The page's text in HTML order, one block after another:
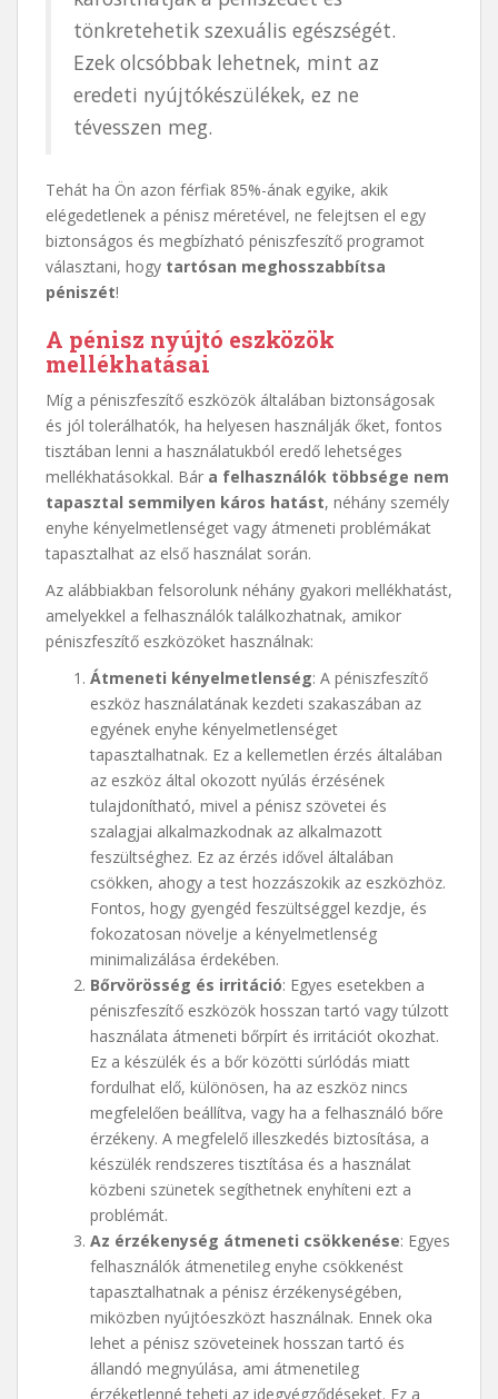
tönkretehetik szexuális egészségét.
Ezek olcsóbbak lehetnek, mint az
eredeti nyújtókészülékek, ez ne
tévesszen meg.
Tehát ha Ön azon férfiak 85%-ának egyike, akik
elégedetlenek a pénisz méretével, ne felejtsen el egy
biztonságos és megbízható péniszfeszítő programot
választani, hogy tartósan meghosszabbítsa
péniszét!
A pénisz nyújtó eszközök
mellékhatásai
Míg a péniszfeszítő eszközök általában biztonságosak
és jól tolerálhatók, ha helyesen használják őket, fontos
tisztában lenni a használatukból eredő lehetséges
mellékhatásokkal. Bár a felhasználók többsége nem
tapasztal semmilyen káros hatást, néhány személy
enyhe kényelmetlenséget vagy átmeneti problémákat
tapasztalhat az első használat során.
Az alábbiakban felsorolunk néhány gyakori mellékhatást,
amelyekkel a felhasználók találkozhatnak, amikor
péniszfeszítő eszközöket használnak:
Átmeneti kényelmetlenség: A péniszfeszítő
eszköz használatának kezdeti szakaszában az
egyének enyhe kényelmetlenséget
tapasztalhatnak. Ez a kellemetlen érzés általában
az eszköz által okozott nyúlás érzésének
tulajdonítható, mivel a pénisz szövetei és
szalagjai alkalmazkodnak az alkalmazott
feszültséghez. Ez az érzés idővel általában
csökken, ahogy a test hozzászokik az eszközhöz.
Fontos, hogy gyengéd feszültséggel kezdje, és
fokozatosan növelje a kényelmetlenség
minimalizálása érdekében.
Bőrvörösség és irritáció: Egyes esetekben a
péniszfeszítő eszközök hosszan tartó vagy túlzott
használata átmeneti bőrpírt és irritációt okozhat.
Ez a készülék és a bőr közötti súrlódás miatt
fordulhat elő, különösen, ha az eszköz nincs
megfelelően beállítva, vagy ha a felhasználó bőre
érzékeny. A megfelelő illeszkedés biztosítása, a
készülék rendszeres tisztítása és a használat
közbeni szünetek segíthetnek enyhíteni ezt a
problémát.
Az érzékenység átmeneti csökkenése: Egyes
felhasználók átmenetileg enyhe csökkenést
tapasztalhatnak a pénisz érzékenységében,
miközben nyújtóeszközt használnak. Ennek oka
lehet a pénisz szöveteinek hosszan tartó és
állandó megnyúlása, ami átmenetileg
érzéketlenné teheti az idegvégződéseket. Ez a